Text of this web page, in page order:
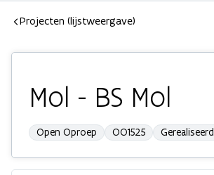
Projecten (lijstweergave)
Mol - BS Mol
Open Oproep OO1525 Gerealiseerd